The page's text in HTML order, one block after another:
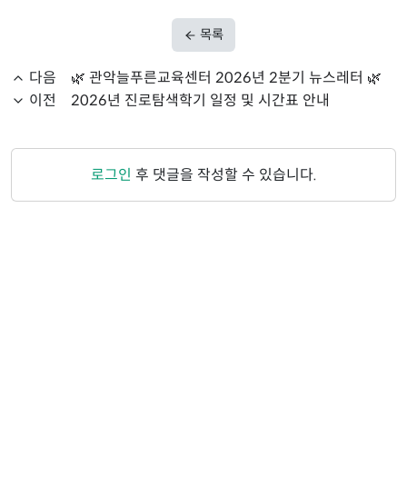
목록
다음
🌿 관악늘푸른교육센터 2026년 2분기 뉴스레터 🌿
이전
2026년 진로탐색학기 일정 및 시간표 안내
로그인 후 댓글을 작성할 수 있습니다.